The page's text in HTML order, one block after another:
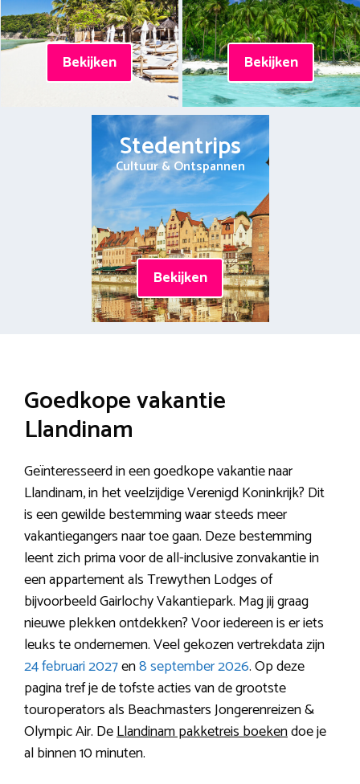
Bekijken Bekijken
Stedentrips
Cultuur & Ontspannen
Bekijken
Goedkope vakantie
Llandinam
Geïnteresseerd in een goedkope vakantie naar
Llandinam, in het veelzijdige Verenigd Koninkrijk? Dit
is een gewilde bestemming waar steeds meer
vakantiegangers naar toe gaan. Deze bestemming
leent zich prima voor de all-inclusive zonvakantie in
een appartement als Trewythen Lodges of
bijvoorbeeld Gairlochy Vakantiepark. Mag jij graag
nieuwe plekken ontdekken? Voor iedereen is er iets
leuks te ondernemen. Veel gekozen vertrekdata zijn
24 februari 2027en8 september 2026. Op deze
pagina tref je de tofste acties van de grootste
touroperators als Beachmasters Jongerenreizen &
Olympic Air. DeLlandinam pakketreis boekendoe je
al binnen 10 minuten.